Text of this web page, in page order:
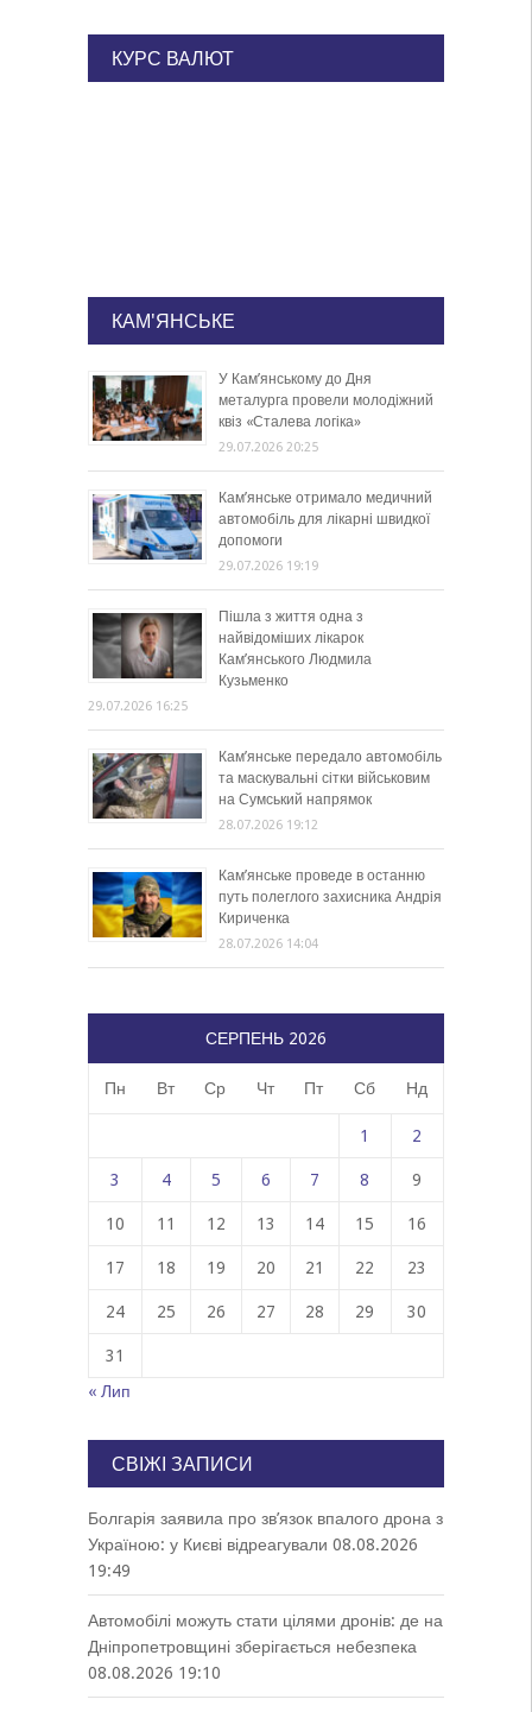
КУРС ВАЛЮТ
КАМ'ЯНСЬКЕ
У Кам’янському до Дня
металурга провели молодіжний
квіз «Сталева логіка»
29.07.2026 20:25
Кам’янське отримало медичний
автомобіль для лікарні швидкої
допомоги
29.07.2026 19:19
Пішла з життя одна з
найвідоміших лікарок
Кам’янського Людмила
Кузьменко
29.07.2026 16:25
Кам’янське передало автомобіль
та маскувальні сітки військовим
на Сумський напрямок
28.07.2026 19:12
Кам’янське проведе в останню
путь полеглого захисника Андрія
Кириченка
28.07.2026 14:04
СЕРПЕНЬ 2026
Пн Вт Ср Чт Пт Сб Нд
1 2
3 4 5 6 7 8 9
10 11 12 13 14 15 16
17 18 19 20 21 22 23
24 25 26 27 28 29 30
31
« Лип
СВІЖІ ЗАПИСИ
Болгарія заявила про зв’язок впалого дрона з
Україною: у Києві відреагували 08.08.2026
19:49
Автомобілі можуть стати цілями дронів: де на
Дніпропетровщині зберігається небезпека
08.08.2026 19:10